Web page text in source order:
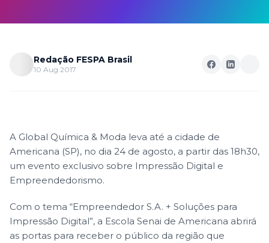
Redação FESPA Brasil
10 Aug 2017
A Global Química & Moda leva até a cidade de
Americana (SP), no dia 24 de agosto, a partir das 18h30,
um evento exclusivo sobre Impressão Digital e
Empreendedorismo.
Com o tema “Empreendedor S.A. + Soluções para
Impressão Digital”, a Escola Senai de Americana abrirá
as portas para receber o público da região que